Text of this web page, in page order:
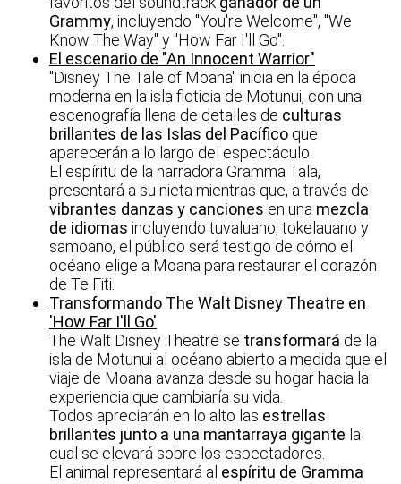
Grammy, incluyendo "You're Welcome", "We
Know The Way" y "How Far I'll Go".
El escenario de "An Innocent Warrior"
"Disney The Tale of Moana" inicia en la época
moderna en la isla ficticia de Motunui, con una
escenografía llena de detalles de culturas
brillantes de las Islas del Pacífico que
aparecerán a lo largo del espectáculo.
El espíritu de la narradora Gramma Tala,
presentará a su nieta mientras que, a través de
vibrantes danzas y canciones en una mezcla
de idiomas incluyendo tuvaluano, tokelauano y
samoano, el público será testigo de cómo el
océano elige a Moana para restaurar el corazón
de Te Fiti.
Transformando The Walt Disney Theatre en
'How Far I'll Go'
The Walt Disney Theatre se transformará de la
isla de Motunui al océano abierto a medida que el
viaje de Moana avanza desde su hogar hacia la
experiencia que cambiaría su vida.
Todos apreciarán en lo alto las estrellas
brillantes junto a una mantarraya gigante la
cual se elevará sobre los espectadores.
El animal representará al espíritu de Gramma